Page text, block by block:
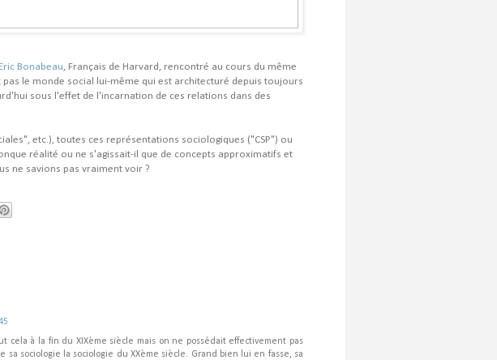
Eric Bonabeau, Français de Harvard, rencontré au cours du même
le monde social lui-même qui est architecturé depuis toujours
sous l'effet de l'incarnation de ces relations dans des
etc.), toutes ces représentations sociologiques ("CSP") ou
réalité ou ne s'agissait-il que de concepts approximatifs et
ne savions pas vraiment voir ?
cela à la fin du XIXème siècle mais on ne possédait effectivement pas
sa sociologie la sociologie du XXème siècle. Grand bien lui en fasse, sa